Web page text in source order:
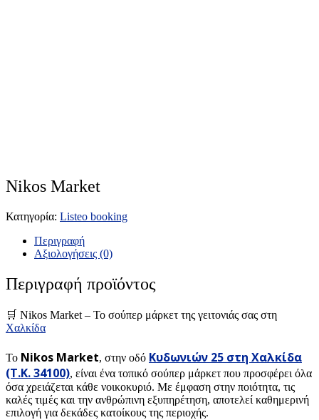
Nikos Market
Κατηγορία: Listeo booking
Περιγραφή
Αξιολογήσεις (0)
Περιγραφή προϊόντος
🛒 Nikos Market – Το σούπερ μάρκετ της γειτονιάς σας στη
Χαλκίδα
Το Nikos Market, στην οδό Κυδωνιών 25 στη Χαλκίδα
(Τ.Κ. 34100), είναι ένα τοπικό σούπερ μάρκετ που προσφέρει όλα
όσα χρειάζεται κάθε νοικοκυριό. Με έμφαση στην ποιότητα, τις
καλές τιμές και την ανθρώπινη εξυπηρέτηση, αποτελεί καθημερινή
επιλογή για δεκάδες κατοίκους της περιοχής.